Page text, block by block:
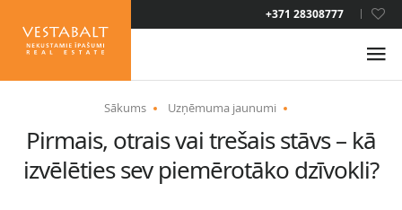
+371 28308777
LAT
ENG
PAR MUMS
Sākums Uzņēmuma jaunumi
Pirmais, otrais vai trešais stāvs – kā
izvēlēties sev piemērotāko dzīvokli?